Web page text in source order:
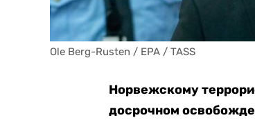
Ole Berg-Rusten / EPA / TASS
Норвежскому
досрочном